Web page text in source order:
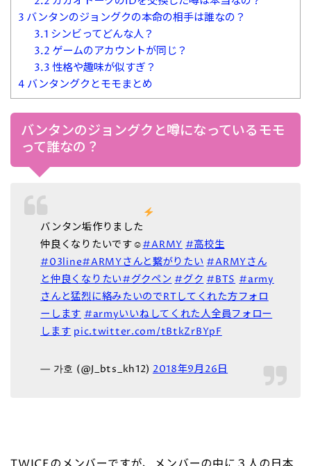
3 バンタンのジョングクの本命の相手は誰なの？
3.1 シンビってどんな人？
3.2 ゲームのアカウントが同じ？
3.3性格や趣味が似すぎ？
4 バンタングクとモモまとめ
バンタンのジョングクと噂になっているモモ
って誰なの？
バンタン垢作りました
仲良くなりたいです☺︎#ARMY #高校生
#03line#ARMYさんと繋がりたい #ARMYさん
と仲良くなりたい#グクペン #グク #BTS #army
さんと猛烈に絡みたいのでRTしてくれた方フォロ
ーします #armyいいねしてくれた人全員フォロー
します pic.twitter.com/tBtkZrBYpF
— 가호 (@J_bts_kh12) 2018年9月26日